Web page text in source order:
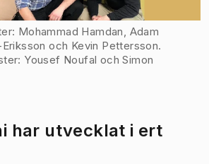
Mohammad Hamdan, Adam
och Kevin Pettersson.
Yousef Noufal och Simon
har utvecklat i ert